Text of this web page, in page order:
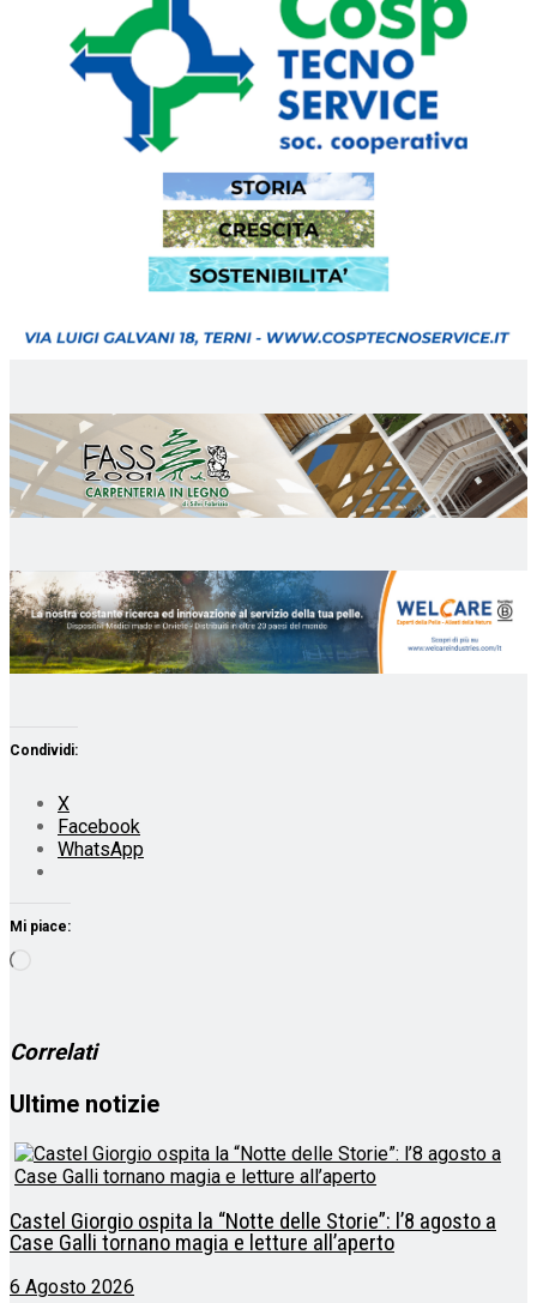
Condividi:
X
Facebook
WhatsApp
Mi piace:
Correlati
Ultime notizie
Castel Giorgio ospita la “Notte delle Storie”: l’8 agosto a
Case Galli tornano magia e letture all’aperto
6 Agosto 2026